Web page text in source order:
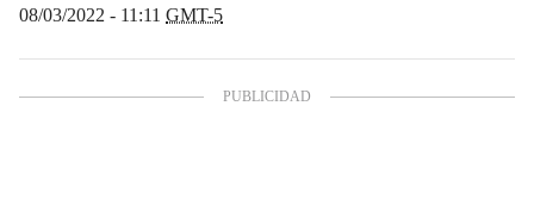
08/03/2022 - 11:11 GMT-5